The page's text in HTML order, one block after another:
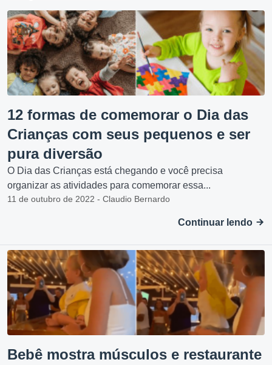
12 formas de comemorar o Dia das
Crianças com seus pequenos e ser
pura diversão
O Dia das Crianças está chegando e você precisa
organizar as atividades para comemorar essa...
11 de outubro de 2022 - Claudio Bernardo
Continuar lendo
Bebê mostra músculos e restaurante